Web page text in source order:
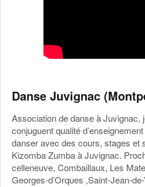
Danse Juvignac
Association de danse à Juvignac,
conjuguent qualité
danser avec des cours, stages et
Kizomba Zumba à Juvignac.
celleneuve, Combaillaux, Les
Georges-d’Orques ,Saint-Jean-